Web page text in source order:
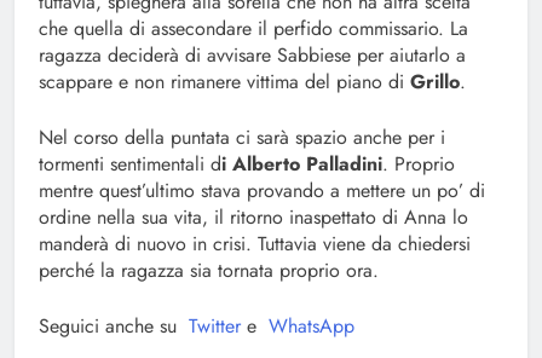
che quella di assecondare il perfido commissario. La
ragazza deciderà di avvisare Sabbiese per aiutarlo a
scappare e non rimanere vittima del piano di Grillo.
Nel corso della puntata ci sarà spazio anche per i
tormenti sentimentali di Alberto Palladini. Proprio
mentre quest’ultimo stava provando a mettere un po’ di
ordine nella sua vita, il ritorno inaspettato di Anna lo
manderà di nuovo in crisi. Tuttavia viene da chiedersi
perché la ragazza sia tornata proprio ora.
Seguici anche su Twitter e WhatsApp